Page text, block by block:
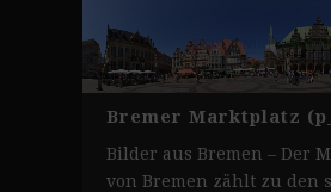
Bremer Marktplatz
Bilder aus Bremen – Der
von Bremen zählt zu den